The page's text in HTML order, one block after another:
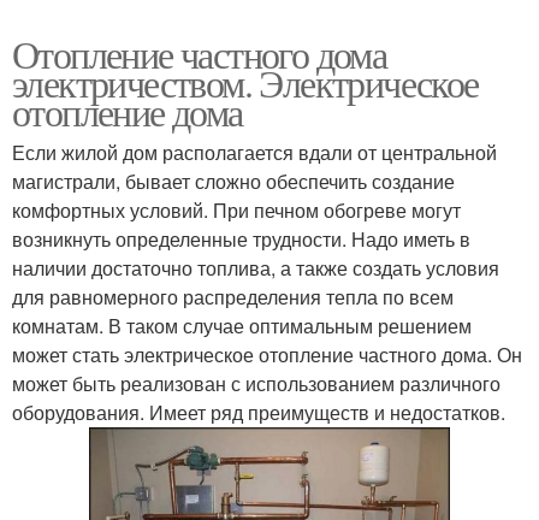
Отопление частного дома
электричеством. Электрическое
отопление дома
Если жилой дом располагается вдали от центральной
магистрали, бывает сложно обеспечить создание
комфортных условий. При печном обогреве могут
возникнуть определенные трудности. Надо иметь в
наличии достаточно топлива, а также создать условия
для равномерного распределения тепла по всем
комнатам. В таком случае оптимальным решением
может стать электрическое отопление частного дома. Он
может быть реализован с использованием различного
оборудования. Имеет ряд преимуществ и недостатков.